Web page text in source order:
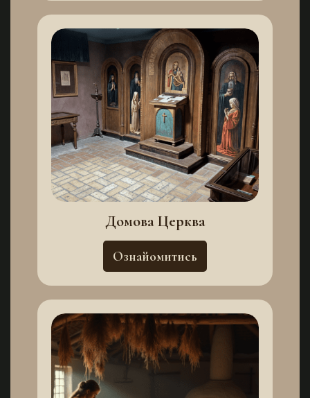
Домова Церква
Ознайомитись